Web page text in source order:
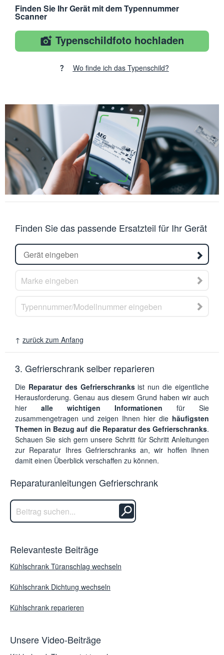
Finden Sie Ihr Gerät mit dem Typennummer
Scanner
Typenschildfoto hochladen
Wo finde ich das Typenschild?
Finden Sie das passende Ersatzteil für Ihr Gerät
↑ zurück zum Anfang
3. Gefrierschrank selber reparieren
Die Reparatur des Gefrierschranksist nun die eigentliche
Herausforderung. Genau aus diesem Grund haben wir auch
hier alle wichtigen Informationen für Sie
zusammengetragen und zeigen Ihnen hier die häufigsten
Themen in Bezug auf die Reparatur des Gefrierschranks.
Schauen Sie sich gern unsere Schritt für Schritt Anleitungen
zur Reparatur Ihres Gefrierschranks an, wir hoffen Ihnen
damit einen Überblick verschaffen zu können.
Reparaturanleitungen Gefrierschrank
Relevanteste Beiträge
Kühlschrank Türanschlag wechseln
Kühlschrank Dichtung wechseln
Kühlschrank reparieren
Unsere Video-Beiträge